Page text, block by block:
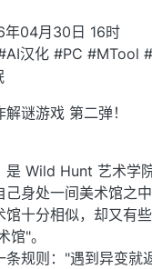
年04月30日 16时
汉化 #PC #MTool
谜游戏 第二弹！
是 Wild Hunt 艺术学
身处一间美术馆之中
馆十分相似，却又有
"。
条规则："遇到异变就